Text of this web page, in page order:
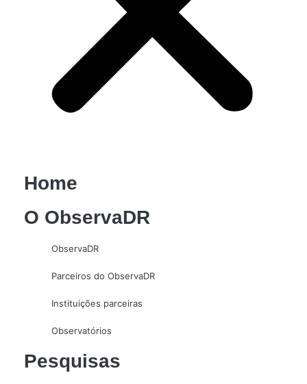
Home
O ObservaDR
ObservaDR
Parceiros do ObservaDR
Instituições parceiras
Observatórios
Pesquisas